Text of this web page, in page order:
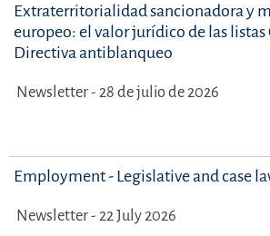
Extraterritorialidad sancionadora y
europeo: el valor jurídico de las listas
Directiva antiblanqueo
Newsletter - 28 de julio de 2026
Employment - Legislative and case
Newsletter - 22 July 2026